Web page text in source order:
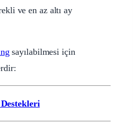
ve en az altı ay
sayılabilmesi için